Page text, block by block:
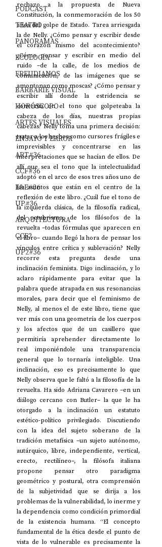
PODCAST
TEATRO
PANORAMAS
ECOLOGÍA
FREUDIANOS
BARBARIE VISUAL
HORÓSCOPO
ARTES VISUALES
ENSAYO Y ERROR
ART#36
CCF#36
E&E#36
UP#36
ARQUITECTURA
CCF2
UP2#36
rechazo a la propuesta de Nueva
Constitución, la conmemoración de los 50
años del golpe de Estado. Tarea arriesgada
la de Nelly. ¿Cómo pensar y escribir desde
el corazón mismo del acontecimiento?
¿Cómo pensar y escribir en medio del
ruido –de la calle, de los medios de
comunicación, de las imágenes que se
amontonan como moscas? ¿Cómo pensar y
escribir allí donde la estridencia se
convertía en el tono que golpeteaba la
cabeza de los días, nuestras propias
cabezas? Nelly toma una primera decisión:
tratar a los hechos como cursores frágiles e
imprevisibles y concentrarse en las
interpretaciones que se hacían de ellos. De
allí que sea el tono que la intelectualidad
adoptó en el arco de esos tres años uno de
los asuntos que están en el centro de la
reflexión de este libro. ¿Cuál fue el tono de
la izquierda clásica, de la filosofía radical,
del octubrismo, de los filósofos de la
revuelta –todas fórmulas que aparecen en
el libro– cuando llegó la hora de pensar los
vínculos entre crítica y sublevación? Nelly
recorre esta pregunta desde una
inclinación feminista. Digo inclinación, y lo
aclaro rápidamente para evitar que la
palabra quede atrapada en sus resonancias
morales, para decir que el feminismo de
Nelly, al menos el de este libro, tiene que
ver más con una geometría de los cuerpos
y los afectos que de un casillero que
permitiría aprehender directamente lo
real imponiéndole una transparencia
general que lo tornaría inteligible. Una
inclinación, eso es precisamente lo que
Nelly observa que le faltó a la filosofía de la
revuelta. Ha sido Adriana Cavarero –en un
diálogo cercano con Butler– la que le ha
otorgado a la inclinación un estatuto
estético-político privilegiado. Discutiendo
con la idea del sujeto soberano de la
tradición metafísica –un sujeto autónomo,
autárquico, libre, independiente, vertical,
erecto, rectilíneo–, la filósofa italiana
propone pensar otro paradigma
geométrico y postural, otra comprensión
de la subjetividad que se dirija a los
problemas de la vulnerabilidad, lo inerme y
la dependencia como condición primordial
de la existencia humana. “El concepto
fundamental de la ética desde el punto de
vista de lo vulnerable es precisamente la